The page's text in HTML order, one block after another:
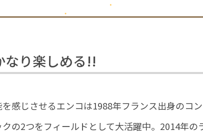
なり楽しめる!!
感じさせるエンコは1988年フランス出身のコ
の2つをフィールドとして大活躍中。2014年の